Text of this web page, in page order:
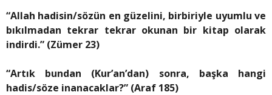
“Allah hadisin/sözün en güzelini, birbiriyle uyumlu ve
bıkılmadan tekrar tekrar okunan bir kitap olarak
indirdi.” (Zümer 23)
“Artık bundan (Kur’an’dan) sonra, başka hangi
hadis/söze inanacaklar?” (Araf 185)